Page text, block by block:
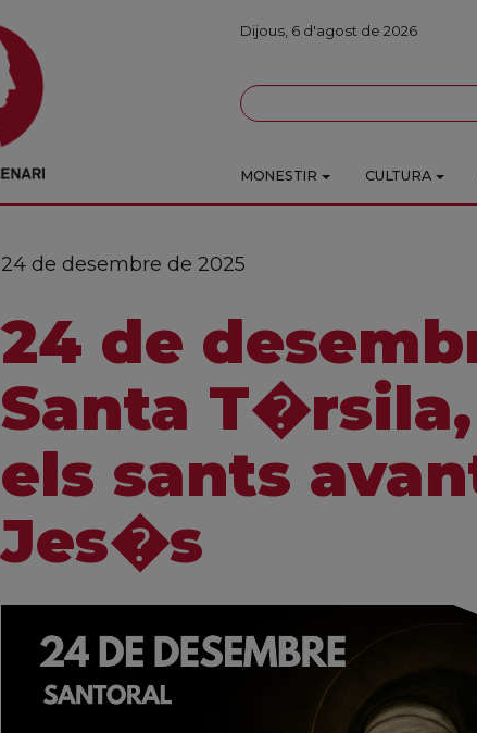
Dijous, 6 d'agost de 2026
MONESTIR CULTURA
24 de desembre de 2025
24 de
Santa
els sants
Jes�s